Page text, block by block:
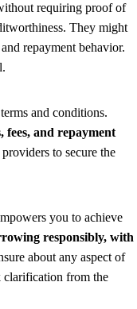
requiring proof of
They might
repayment behavior.
and conditions.
fees, and repayment
to secure the
you to achieve
responsibly, with
about any aspect of
clarification from the